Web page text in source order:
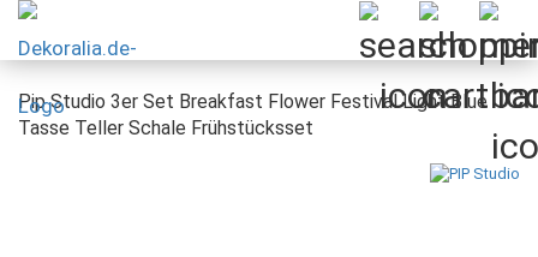
Pip Studio 3er Set Breakfast Flower Festival Light Blue
Tasse Teller Schale Frühstücksset